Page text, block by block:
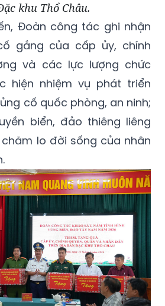
khu Thổ Châu.
Đoàn công tác ghi nhận
gắng của cấp ủy, chính
và các lực lượng chức
hiện nhiệm vụ phát triển
cố quốc phòng, an ninh;
biển, đảo thiêng liêng
lo đời sống của nhân